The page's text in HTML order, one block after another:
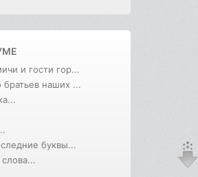
и гости гор...
наших ...
буквы...